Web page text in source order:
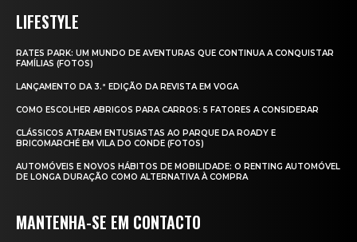
LIFESTYLE
RATES PARK: UM MUNDO DE AVENTURAS QUE CONTINUA A CONQUISTAR
FAMÍLIAS (FOTOS)
LANÇAMENTO DA 3.ª EDIÇÃO DA REVISTA EM VOGA
COMO ESCOLHER ABRIGOS PARA CARROS: 5 FATORES A CONSIDERAR
CLÁSSICOS ATRAEM ENTUSIASTAS AO PARQUE DA ROADY E
BRICOMARCHÉ EM VILA DO CONDE (FOTOS)
AUTOMÓVEIS E NOVOS HÁBITOS DE MOBILIDADE: O RENTING AUTOMÓVEL
DE LONGA DURAÇÃO COMO ALTERNATIVA À COMPRA
MANTENHA-SE EM CONTACTO